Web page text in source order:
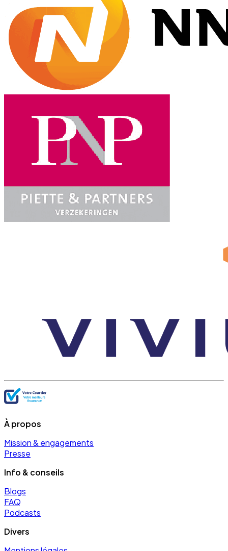
À propos
Mission & engagements
Presse
Info & conseils
Blogs
FAQ
Podcasts
Divers